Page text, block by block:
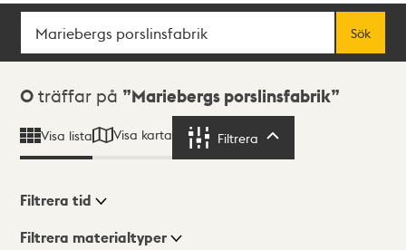
Sök
Sök
Sökresultat
0 träffar på Mariebergs porslinsfabrik
Visa lista Visa karta Filtrera
Visningsläge
Filtrera tid
Filtrera materialtyper